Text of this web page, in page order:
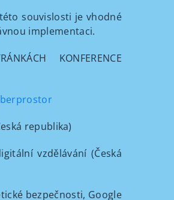
souvislosti je vhodné
implementaci.
KONFERENCE
republika)
vzdělávání (Česká
bezpečnosti, Google